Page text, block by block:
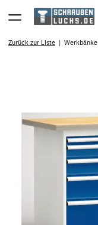
Zurück zur Liste Werkbänke